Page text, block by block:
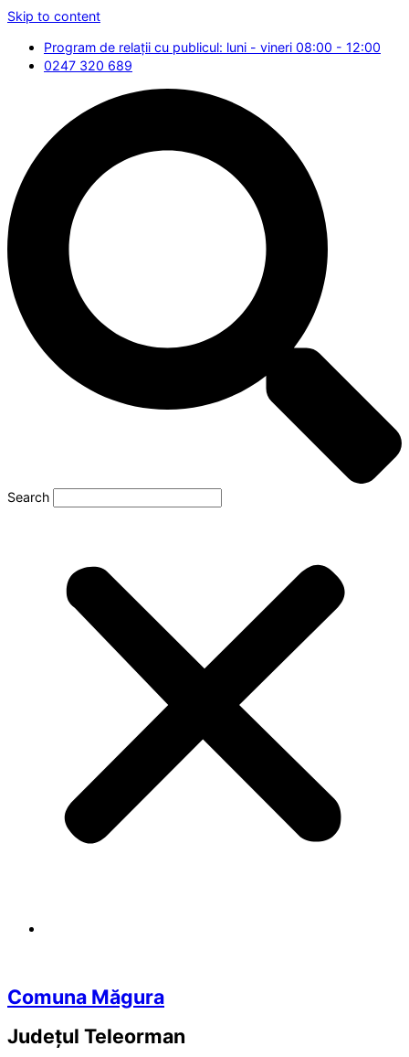
Skip to content
Program de relații cu publicul: luni - vineri 08:00 - 12:00
0247 320 689
Search
Comuna Măgura
Județul Teleorman